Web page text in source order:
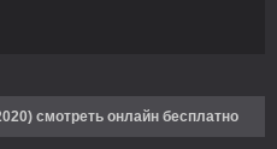
смотреть онлайн бесплатно